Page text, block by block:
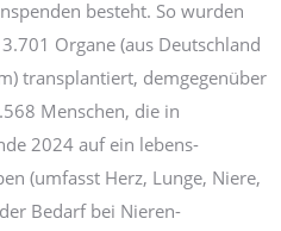
besteht. So wurden
Organe (aus Deutschland
transplantiert, dem­gegenüber
Menschen, die in
2024 auf ein lebens­
(umfasst Herz, Lunge, Niere,
Bedarf bei Nieren­